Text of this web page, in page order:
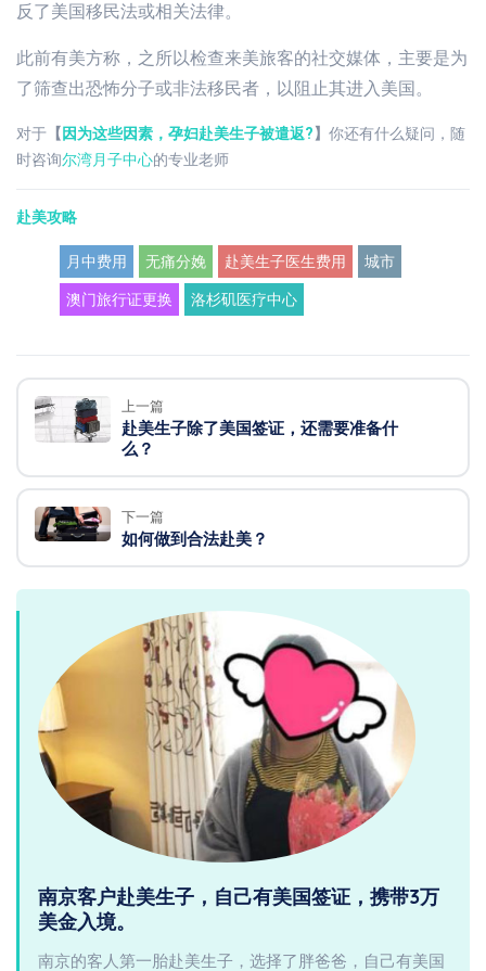
反了美国移民法或相关法律。
此前有美方称，之所以检查来美旅客的社交媒体，主要是为
了筛查出恐怖分子或非法移民者，以阻止其进入美国。
对于 【因为这些因素，孕妇赴美生子被遣返?】 你还有什么疑问，随
时咨询尔湾月子中心的专业老师
赴美攻略
月中费用 无痛分娩 赴美生子医生费用 城市
澳门旅行证更换 洛杉矶医疗中心
上一篇
赴美生子除了美国签证，还需要准备什
么？
下一篇
如何做到合法赴美？
南京客户赴美生子，自己有美国签证，携带3万
美金入境。
南京的客人第一胎赴美生子，选择了胖爸爸，自己有美国